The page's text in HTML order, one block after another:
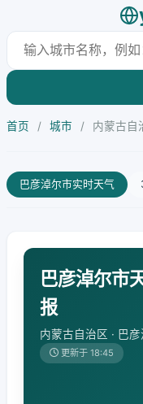
首页 / 城市 / 内蒙古自
巴彦淖尔市实时天气
巴彦淖尔市
报
内蒙古自治区 · 巴
更新于 18:45